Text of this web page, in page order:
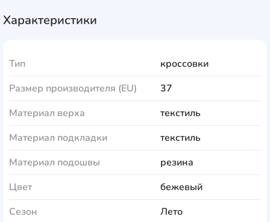
Характеристики
Тип
кроссовки
Размер производителя (EU)
37
Материал верха
текстиль
Материал подкладки
текстиль
Материал подошвы
резина
Цвет
бежевый
Сезон
Лето